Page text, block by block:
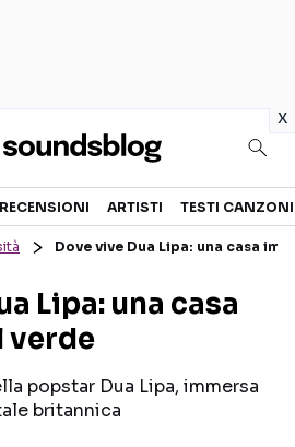
x
TESTI CANZONI
TOUR ED EVENTI
TALENT SHOW
RECENSIONI ARTISTI TESTI CANZONI
Dove vive Dua Lipa: una casa
Lipa: una casa
verde
popstar Dua Lipa, immersa
britannica